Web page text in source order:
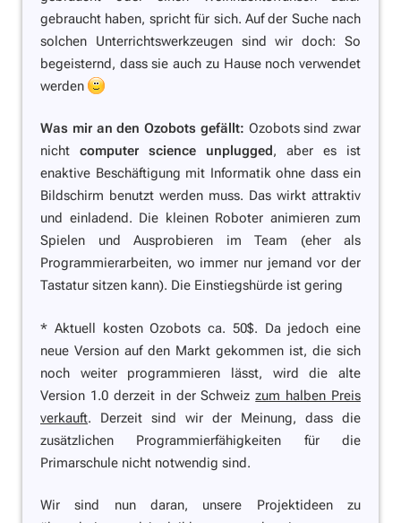
gebraucht haben, spricht für sich. Auf der Suche nach
solchen Unterrichtswerkzeugen sind wir doch: So
begeisternd, dass sie auch zu Hause noch verwendet
werden
Was mir an den Ozobots gefällt: Ozobots sind zwar
nicht computer science unplugged , aber es ist
enaktive Beschäftigung mit Informatik ohne dass ein
Bildschirm benutzt werden muss. Das wirkt attraktiv
und einladend. Die kleinen Roboter animieren zum
Spielen und Ausprobieren im Team (eher als
Programmierarbeiten, wo immer nur jemand vor der
Tastatur sitzen kann). Die Einstiegshürde ist gering
* Aktuell kosten Ozobots ca. 50$. Da jedoch eine
neue Version auf den Markt gekommen ist, die sich
noch weiter programmieren lässt, wird die alte
Version 1.0 derzeit in der Schweizzum halben Preis
verkauft. Derzeit sind wir der Meinung, dass die
zusätzlichen Programmierfähigkeiten für die
Primarschule nicht notwendig sind.
Wir sind nun daran, unsere Projektideen zu